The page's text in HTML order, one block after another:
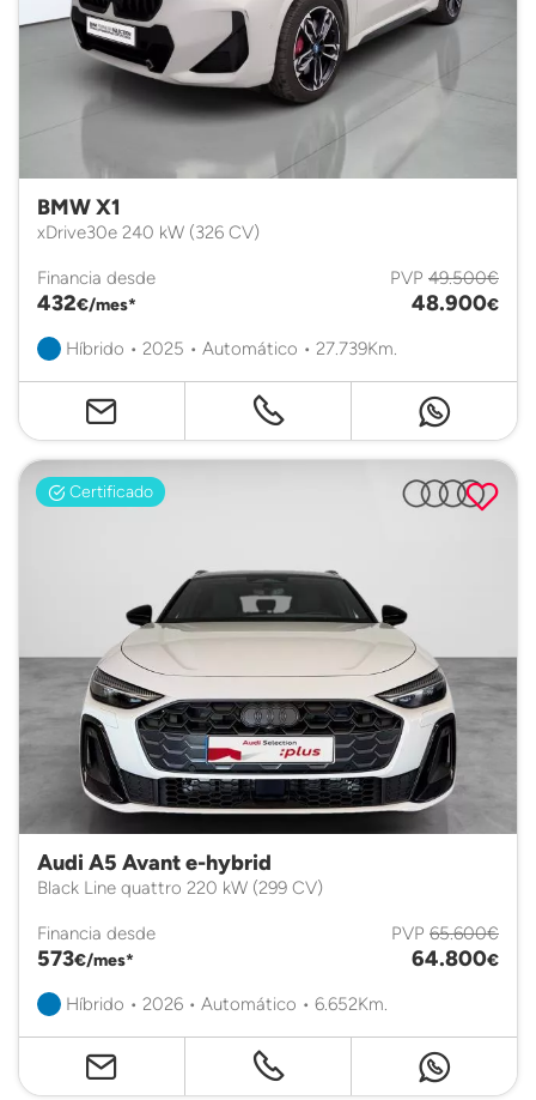
BMW X1
xDrive30e 240 kW (326 CV)
Financia desde
432€/mes*
PVP 49.500€
48.900€
Híbrido • 2025 • Automático • 27.739Km.
Certificado
Audi A5 Avant e-hybrid
Black Line quattro 220 kW (299 CV)
Financia desde
573€/mes*
PVP 65.600€
64.800€
Híbrido • 2026 • Automático • 6.652Km.